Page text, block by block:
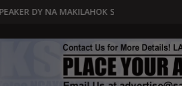
PAGBUO NG MGA BATAS
MALACAÑANG PINAAARAL NA SA DOJ